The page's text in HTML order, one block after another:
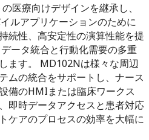
医療向けデザインを継承し、
ルアプリケーションのために
続性、高安定性の演算性能を提
ータ統合と行動化需要の多重
ます。 MD102Nは様々な周辺
ムの統合をサポートし、ナース
備のHMIまたは臨床ワークス
即時データアクセスと患者対応
ケアのプロセスの効率を大幅に